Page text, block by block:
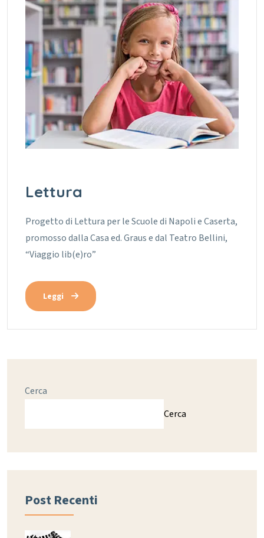
Lettura
Progetto di Lettura per le Scuole di Napoli e Caserta,
promosso dalla Casa ed. Graus e dal Teatro Bellini,
“Viaggio lib(e)ro”
Leggi
Cerca
Cerca
Post Recenti